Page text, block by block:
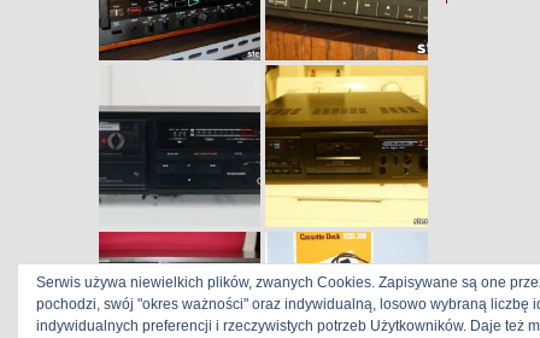
Serwis używa niewielkich plików, zwanych Cookies. Zapisywane są one
pochodzi, swój "okres ważności" oraz indywidualną, losowo wybraną
indywidualnych preferencji i rzeczywistych potrzeb Użytkowników. Daje też